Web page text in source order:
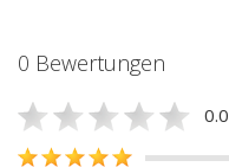
0 Bewertungen
0.0